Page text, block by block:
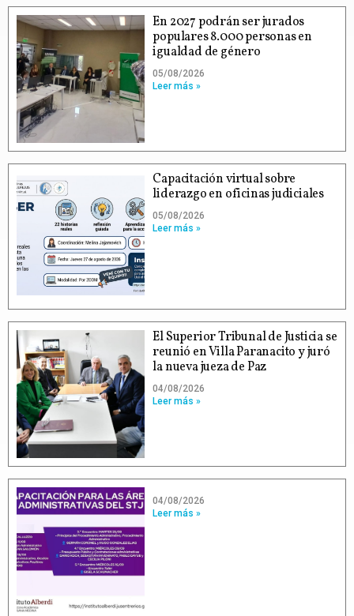
En 2027 podrán ser jurados
populares 8.000 personas en
igualdad de género
05/08/2026
Leer más »
Capacitación virtual sobre
liderazgo en oficinas judiciales
05/08/2026
Leer más »
El Superior Tribunal de Justicia se
reunió en Villa Paranacito y juró
la nueva jueza de Paz
04/08/2026
Leer más »
04/08/2026
Leer más »